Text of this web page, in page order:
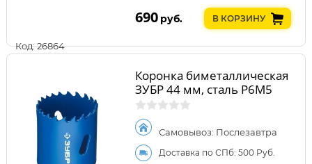
Код: 26864
690 руб. В КОРЗИНУ
Коронка биметаллическая
ЗУБР 44 мм, сталь Р6М5
Самовывоз: Послезавтра
Доставка по СПб: 500 Руб.